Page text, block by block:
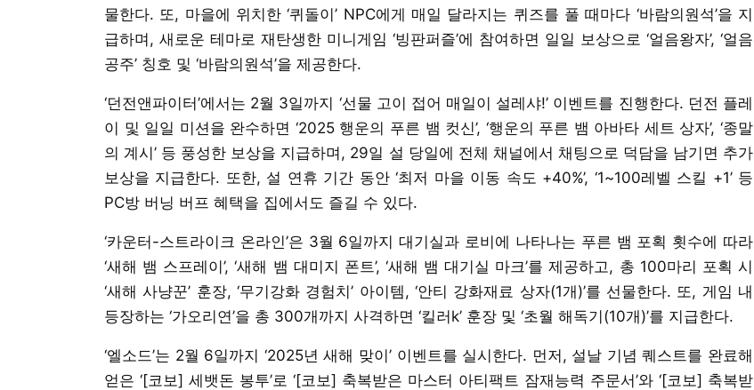
물한다. 또, 마을에 위치한 ‘퀴돌이’ NPC에게 매일 달라지는 퀴즈를 풀 때마다 ‘바람의원석’을 지
급하며, 새로운 테마로 재탄생한 미니게임 ‘빙판퍼즐’에 참여하면 일일 보상으로 ‘얼음왕자’, ‘얼음
공주’ 칭호 및 ‘바람의원석’을 제공한다.
‘던전앤파이터’에서는 2월 3일까지 ‘선물 고이 접어 매일이 설레샤!’ 이벤트를 진행한다. 던전 플레
이 및 일일 미션을 완수하면 ‘2025 행운의 푸른 뱀 컷신’, ‘행운의 푸른 뱀 아바타 세트 상자’, ‘종말
의 계시’ 등 풍성한 보상을 지급하며, 29일 설 당일에 전체 채널에서 채팅으로 덕담을 남기면 추가
보상을 지급한다. 또한, 설 연휴 기간 동안 ‘최저 마을 이동 속도 +40%’, ‘1~100레벨 스킬 +1’ 등
PC방 버닝 버프 혜택을 집에서도 즐길 수 있다.
‘카운터-스트라이크 온라인’은 3월 6일까지 대기실과 로비에 나타나는 푸른 뱀 포획 횟수에 따라
‘새해 뱀 스프레이’, ‘새해 뱀 대미지 폰트’, ‘새해 뱀 대기실 마크’를 제공하고, 총 100마리 포획 시
‘새해 사냥꾼’ 훈장, ‘무기강화 경험치’ 아이템, ‘안티 강화재료 상자(1개)’를 선물한다. 또, 게임 내
등장하는 ‘가오리연’을 총 300개까지 사격하면 ‘킬러k’ 훈장 및 ‘초월 해독기(10개)’를 지급한다.
‘엘소드’는 2월 6일까지 ‘2025년 새해 맞이’ 이벤트를 실시한다. 먼저, 설날 기념 퀘스트를 완료해
얻은 ‘[코보] 세뱃돈 봉투’로 ‘[코보] 축복받은 마스터 아티팩트 잠재능력 주문서’와 ‘[코보] 축복받